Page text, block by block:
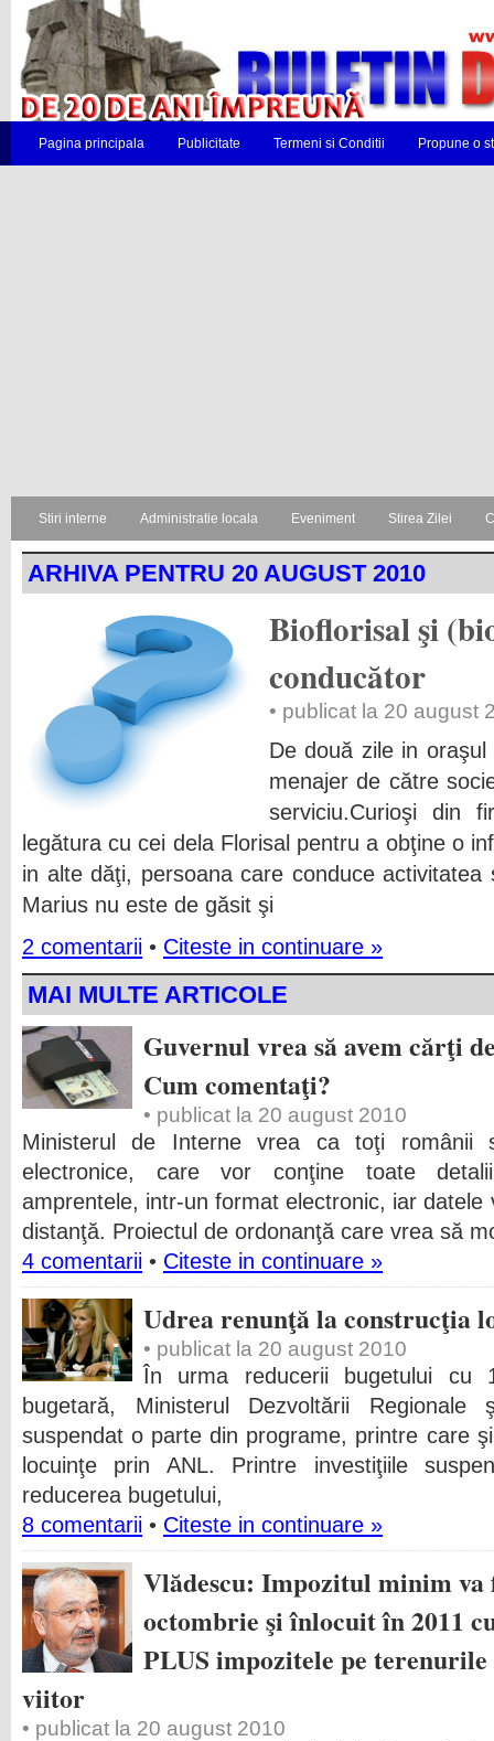
Pagina principala Publicitate Termeni si Conditii Propune o
Stiri interne Administratie locala Eveniment Stirea Zilei
ARHIVA PENTRU 20 AUGUST 2010
Bioflorisal şi
conducător
• publicat la 20 august
De două zile in
menajer de către
serviciu.Curioşi din
legătura cu cei dela Florisal pentru a obţine o
in alte dăţi, persoana care conduce
Marius nu este de găsit şi
2 comentarii • Citeste in continuare »
MAI MULTE ARTICOLE
Guvernul vrea să avem cărţi
Cum comentaţi?
• publicat la 20 august 2010
Ministerul de Interne vrea ca toţi românii
electronice, care vor conţine toate
amprentele, intr-un format electronic, iar
distanţă. Proiectul de ordonanţă care vrea să
4 comentarii • Citeste in continuare »
Udrea renunţă la construcţia
• publicat la 20 august 2010
În urma reducerii bugetului cu
bugetară, Ministerul Dezvoltării
suspendat o parte din programe, printre care
locuinţe prin ANL. Printre investiţiile
reducerea bugetului,
8 comentarii • Citeste in continuare »
Vlădescu: Impozitul minim va
octombrie şi înlocuit în 2011
PLUS impozitele pe
viitor
• publicat la 20 august 2010